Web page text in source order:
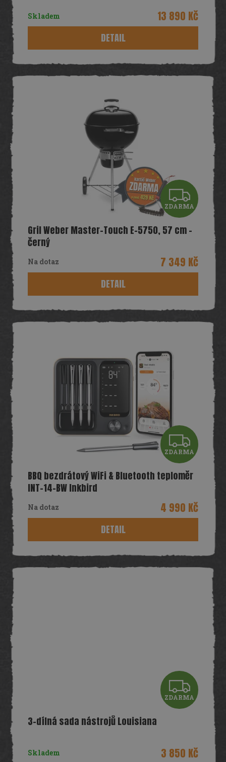
R
A
Skladem 13 890 Kč
DETAIL
Z
D
A
R
A
ZDARMA
Gril Weber Master-Touch E-5750, 57 cm -
černý
Na dotaz 7 349 Kč
DETAIL
Z
D
A
R
A
ZDARMA
BBQ bezdrátový WiFi & Bluetooth teploměr
INT-14-BW Inkbird
Na dotaz 4 990 Kč
DETAIL
Z
D
R
ZDARMA
3-dílná sada nástrojů Louisiana
Skladem 3 850 Kč